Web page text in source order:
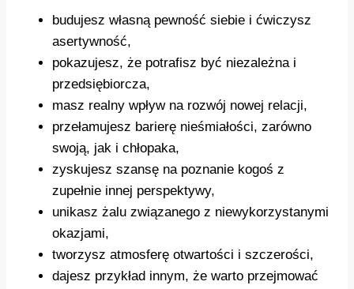
budujesz własną pewność siebie i ćwiczysz
asertywność,
pokazujesz, że potrafisz być niezależna i
przedsiębiorcza,
masz realny wpływ na rozwój nowej relacji,
przełamujesz barierę nieśmiałości, zarówno
swoją, jak i chłopaka,
zyskujesz szansę na poznanie kogoś z
zupełnie innej perspektywy,
unikasz żalu związanego z niewykorzystanymi
okazjami,
tworzysz atmosferę otwartości i szczerości,
dajesz przykład innym, że warto przejmować